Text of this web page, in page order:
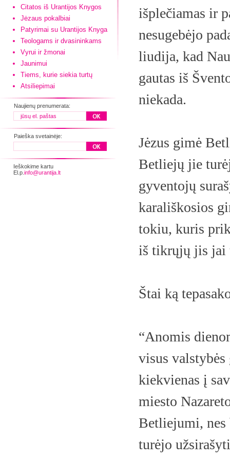
Citatos iš Urantijos Knygos
Jėzaus pokalbiai
Patyrimai su Urantijos Knyga
Teologams ir dvasininkams
Vyrui ir žmonai
Jaunimui
Tiems, kurie siekia turtų
Atsiliepimai
Naujienų prenumerata:
Paieška svetainėje:
Ieškokime kartu
El.p. info@urantija.lt
išplečiamas ir
nesugebėjo
liudija, kad
gautas iš
niekada.
Jėzus gimė
Betliejų jie
gyventojų
karališkosios
tokiu, kuris
iš tikrųjų jis jai
Štai ką
“Anomis
visus
kiekvienas į
miesto
Betliejumi,
turėjo